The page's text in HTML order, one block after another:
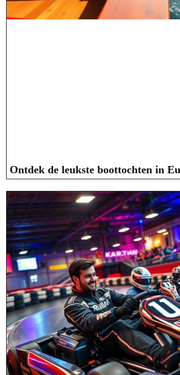
Ontdek de leukste boottochten in